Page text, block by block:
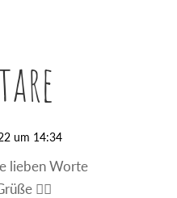
um 14:34
lieben Worte
🙋‍♀️